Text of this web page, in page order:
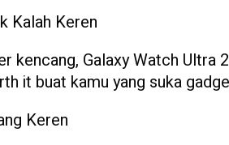
Kalah Keren
kencang, Galaxy Watch Ultra
it buat kamu yang suka
Keren